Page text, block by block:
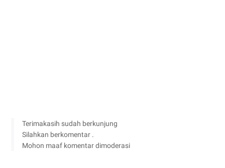
Terimakasih sudah berkunjung
Silahkan berkomentar .
Mohon maaf komentar dimoderasi